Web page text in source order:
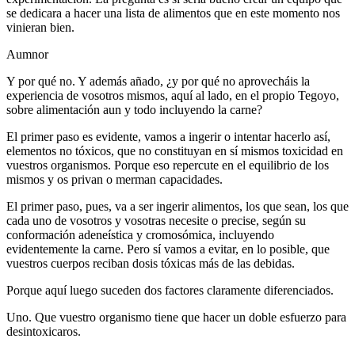
se dedicara a hacer una lista de alimentos que en este momento nos
vinieran bien.
Aumnor
Y por qué no. Y además añado, ¿y por qué no aprovecháis la
experiencia de vosotros mismos, aquí al lado, en el propio Tegoyo,
sobre alimentación aun y todo incluyendo la carne?
El primer paso es evidente, vamos a ingerir o intentar hacerlo así,
elementos no tóxicos, que no constituyan en sí mismos toxicidad en
vuestros organismos. Porque eso repercute en el equilibrio de los
mismos y os privan o merman capacidades.
El primer paso, pues, va a ser ingerir alimentos, los que sean, los que
cada uno de vosotros y vosotras necesite o precise, según su
conformación adeneística y cromosómica, incluyendo
evidentemente la carne. Pero sí vamos a evitar, en lo posible, que
vuestros cuerpos reciban dosis tóxicas más de las debidas.
Porque aquí luego suceden dos factores claramente diferenciados.
Uno. Que vuestro organismo tiene que hacer un doble esfuerzo para
desintoxicaros.